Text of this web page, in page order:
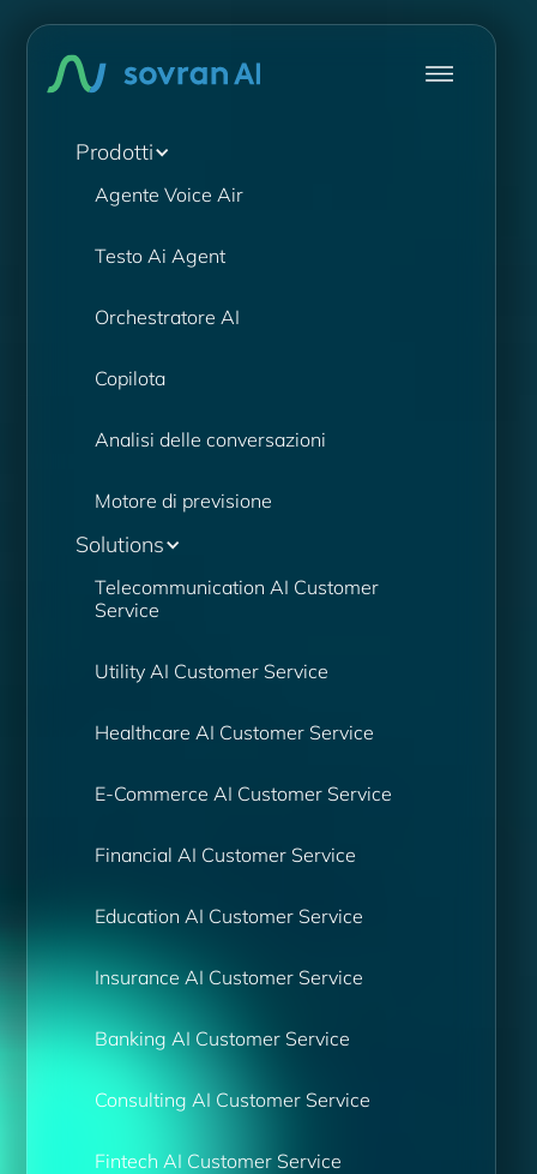
Prodotti
Agente Voice Air
Testo Ai Agent
Orchestratore AI
Copilota
Analisi delle conversazioni
Motore di previsione
Solutions
Telecommunication AI Customer
Service
Utility AI Customer Service
Healthcare AI Customer Service
E-Commerce AI Customer Service
Financial AI Customer Service
Education AI Customer Service
Insurance AI Customer Service
Banking AI Customer Service
Consulting AI Customer Service
Fintech AI Customer Service